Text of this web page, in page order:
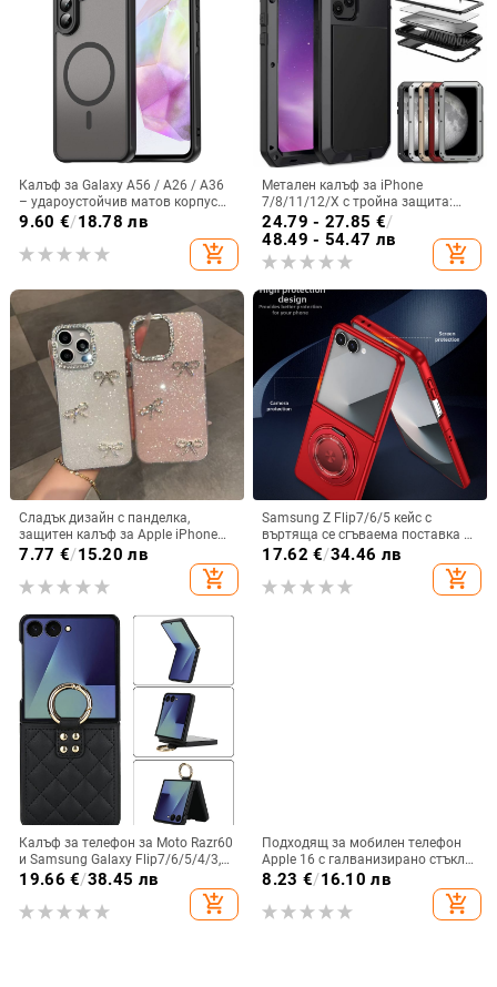
Калъф за Galaxy A56 / A26 / A36
– удароустойчив матов корпус
от PC+TPU с текстура на кожа
9.60 €/18.78 лв
add_shopping_cart
Метален калъф за iPhone
7/8/11/12/X с тройна защита:
удароустойчив, прахоустойчив и
запечатан
24.79 - 27.85 €/
48.49 - 54.47 лв
add_shopping_cart
Сладък дизайн с панделка,
защитен калъф за Apple iPhone
11–15 Pro Max, пълен обхват
7.77 €/15.20 лв
add_shopping_cart
Samsung Z Flip7/6/5 кейс с
въртяща се сгъваема поставка и
магнитна скоба, 360° въртене,
поликарбонатен корпус
17.62 €/34.46 лв
add_shopping_cart
Калъф за телефон за Moto Razr60
и Samsung Galaxy Flip7/6/5/4/3,
сгъваем с пръстен, защита от
изпускане, минималистичен PU
кожен калъф, ръчна изработка
19.66 €/38.45 лв
add_shopping_cart
Подходящ за мобилен телефон
Apple 16 с галванизирано стъкло
и ослепителна течаща светлина,
семпъл iPhone 17 Pro, модерен и
лек луксозен 14 Plus.
8.23 €/16.10 лв
add_shopping_cart